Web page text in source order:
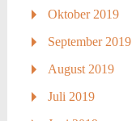
Oktober 2019
September 2019
August 2019
Juli 2019